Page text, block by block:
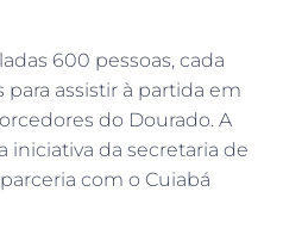
600 pessoas, cada
assistir à partida em
do Dourado. A
iniciativa da secretaria de
com o Cuiabá